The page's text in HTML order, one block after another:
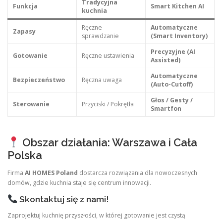
Funkcja
Tradycyjna
kuchnia
Smart Kitchen AI
Zapasy
Ręczne
sprawdzanie
Automatyczne
(Smart Inventory)
Gotowanie Ręczne ustawienia
Precyzyjne (AI
Assisted)
Bezpieczeństwo Ręczna uwaga
Automatyczne
(Auto-Cutoff)
Sterowanie Przyciski / Pokrętła
Głos / Gesty /
Smartfon
Obszar działania: Warszawa i Cała
Polska
Firma AI HOMES Poland dostarcza rozwiązania dla nowoczesnych
domów, gdzie kuchnia staje się centrum innowacji.
Skontaktuj się z nami!
Zaprojektuj kuchnię przyszłości, w której gotowanie jest czystą